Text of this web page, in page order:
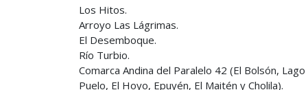
Los Hitos.
Arroyo Las Lágrimas.
El Desemboque.
Río Turbio.
Comarca Andina del Paralelo 42 (El Bolsón, Lago
Puelo, El Hoyo, Epuyén, El Maitén y Cholila).